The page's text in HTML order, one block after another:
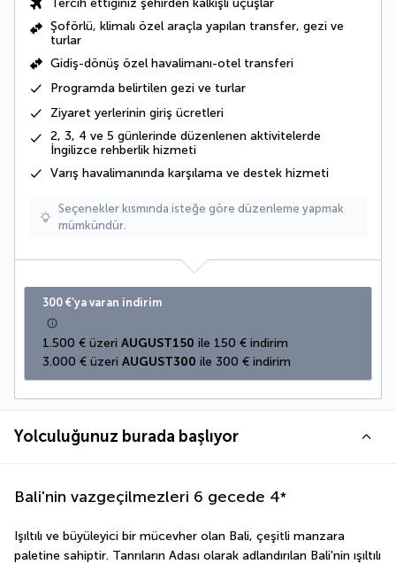
Tercih ettiğiniz şehirden kalkışlı uçuşlar
Şoförlü, klimalı özel araçla yapılan transfer, gezi ve
turlar
Gidiş-dönüş özel havalimanı-otel transferi
Programda belirtilen gezi ve turlar
Ziyaret yerlerinin giriş ücretleri
2, 3, 4 ve 5 günlerinde düzenlenen aktivitelerde
İngilizce rehberlik hizmeti
Varış havalimanında karşılama ve destek hizmeti
Seçenekler kısmında isteğe göre düzenleme yapmak
mümkündür.
300 €’ya varan indirim
1.500 € üzeri AUGUST150 ile 150 € indirim
3.000 € üzeri AUGUST300 ile 300 € indirim
Yolculuğunuz burada başlıyor
Bali'nin vazgeçilmezleri 6 gecede 4*
Işıltılı ve büyüleyici bir mücevher olan Bali, çeşitli manzara
paletine sahiptir. Tanrıların Adası olarak adlandırılan Bali'nin ışıltılı